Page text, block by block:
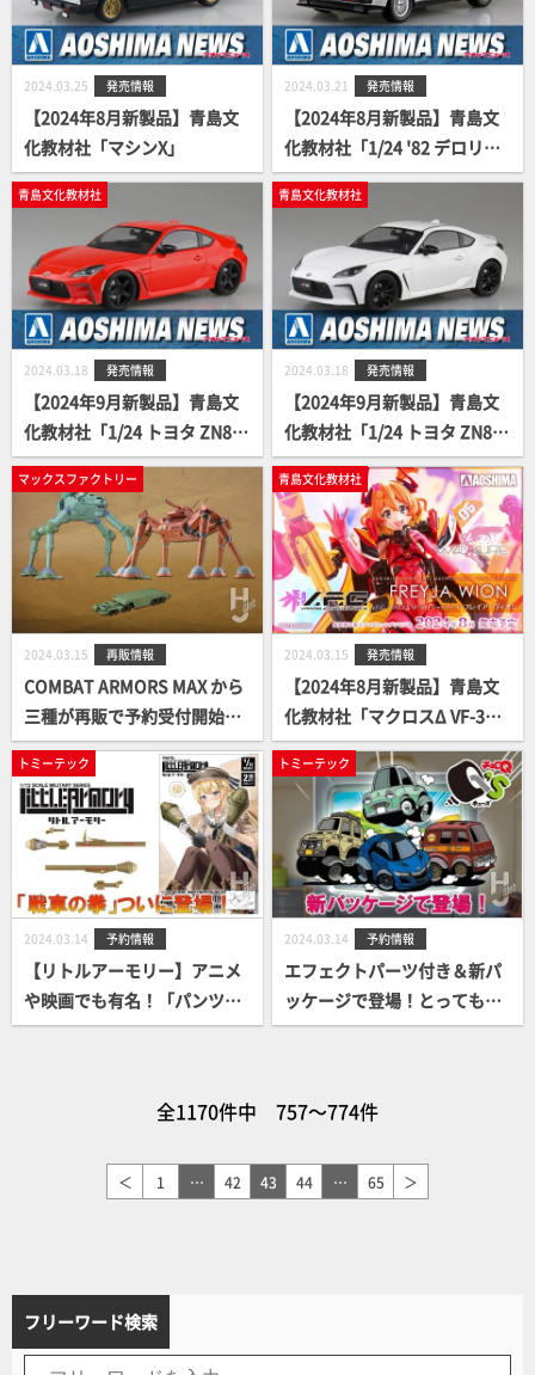
2024.03.25 発売情報
【2024年8月新製品】青島文
化教材社「マシンX」
2024.03.21 発売情報
【2024年8月新製品】青島文
化教材社「1/24 '82 デロリア
ン DMC-12」
青島文化教材社
2024.03.18 発売情報
【2024年9月新製品】青島文
化教材社「1/24 トヨタ ZN8 G
R86 '21 カスタムホイール」
青島文化教材社
2024.03.18 発売情報
【2024年9月新製品】青島文
化教材社「1/24 トヨタ ZN8 G
R86 '21」
マックスファクトリー
2024.03.15 再販情報
COMBAT ARMORS MAX から
三種が再販で予約受付開始！
ブリザードガンナー / デザー
トガンナー / アイバン DT2 が
再び登場！
青島文化教材社
2024.03.15 発売情報
【2024年8月新製品】青島文
化教材社「マクロスΔ VF-31J
ジークフリード フレイア・ヴ
ィオン」
トミーテック
2024.03.14 予約情報
【リトルアーモリー】アニメ
や映画でも有名！「パンツァ
ーファウスト」登場！
トミーテック
2024.03.14 予約情報
エフェクトパーツ付き＆新パ
ッケージで登場！とってもキ
ュートな“カーフィギュア” チ
全1170件中 757～774件
＜ 1 … 42 43 44 … 65 ＞
フリーワード検索